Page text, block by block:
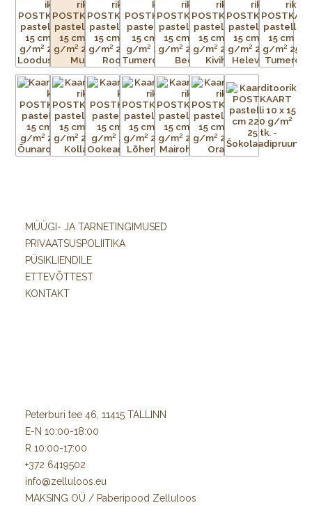
MÜÜGI- JA TARNETINGIMUSED
PRIVAATSUSPOLIITIKA
PÜSIKLIENDILE
ETTEVÕTTEST
KONTAKT
Peterburi tee 46, 11415 TALLINN
E-N 10:00-18:00
R 10:00-17:00
+372 6419502
info@zelluloos.eu
MAKSING OÜ / Paberipood Zelluloos